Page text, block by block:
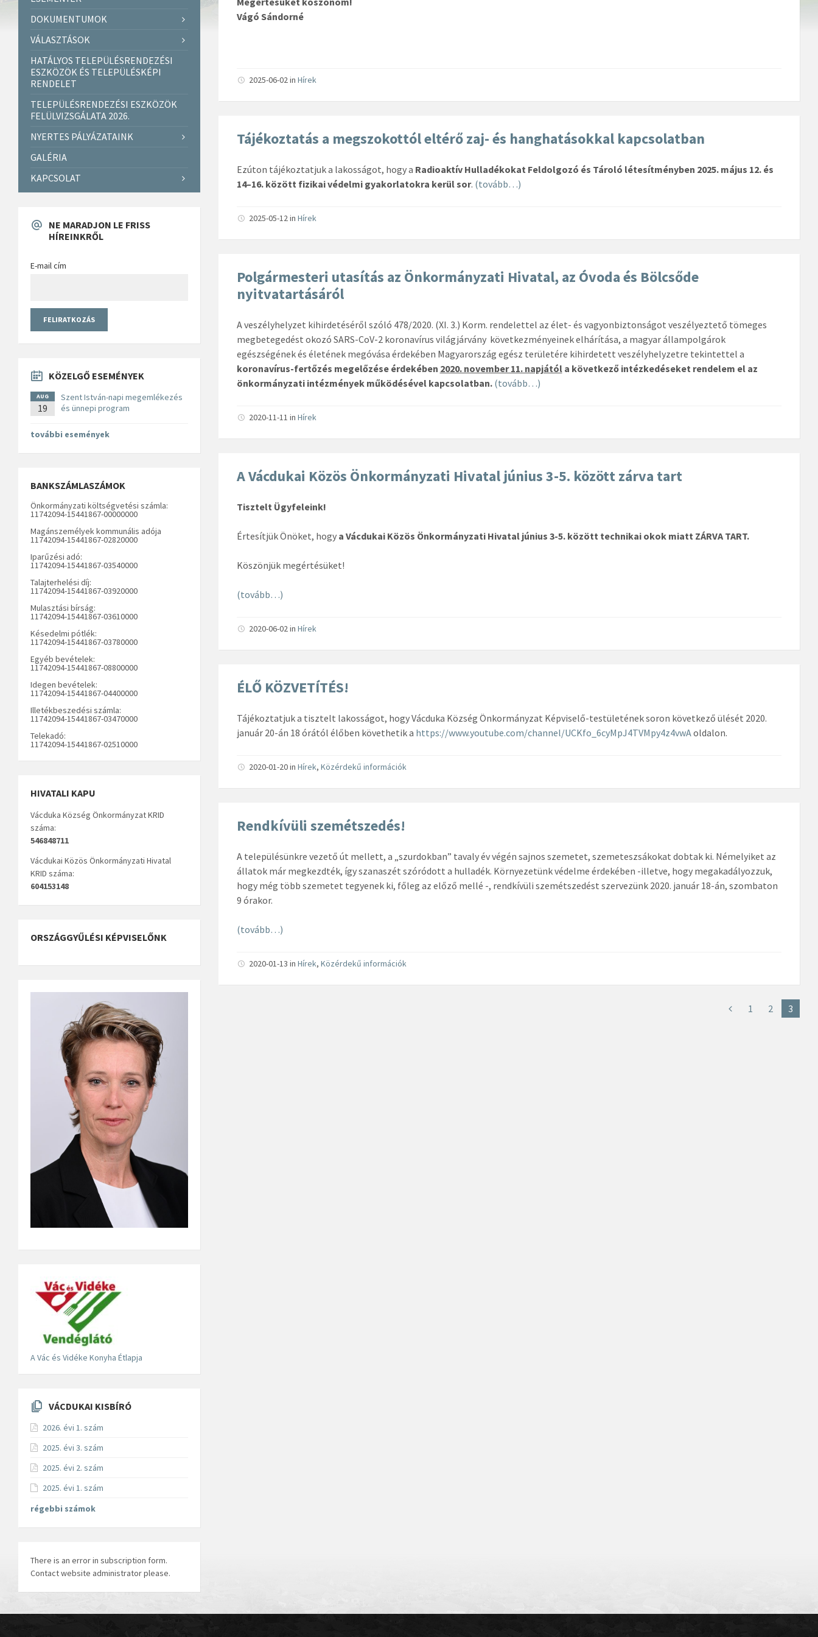
Vágó Sándorné
2025-06-02in Hírek
Tájékoztatás a megszokottól eltérő zaj- és hanghatásokkal kapcsolatban
Ezúton tájékoztatjuk a lakosságot, hogy a Radioaktív Hulladékokat Feldolgozó és Tároló létesítményben 2025. május 12. és
14–16. között fizikai védelmi gyakorlatokra kerül sor. (tovább…)
2025-05-12in Hírek
Polgármesteri utasítás az Önkormányzati Hivatal, az Óvoda és Bölcsőde
nyitvatartásáról
A veszélyhelyzet kihirdetéséről szóló 478/2020. (XI. 3.) Korm. rendelettel az élet- és vagyonbiztonságot veszélyeztető tömeges
megbetegedést okozó SARS-CoV-2 koronavírus világjárvány következményeinek elhárítása, a magyar állampolgárok
egészségének és életének megóvása érdekében Magyarország egész területére kihirdetett veszélyhelyzetre tekintettel a
koronavírus-fertőzés megelőzése érdekében 2020. november 11. napjátóla következő intézkedéseket rendelem el az
önkormányzati intézmények működésével kapcsolatban. (tovább…)
2020-11-11 in Hírek
A Vácdukai Közös Önkormányzati Hivatal június 3-5. között zárva tart
Tisztelt Ügyfeleink!
Értesítjük Önöket, hogy a Vácdukai Közös Önkormányzati Hivatal június 3-5. között technikai okok miatt ZÁRVA TART.
Köszönjük megértésüket!
(tovább…)
2020-06-02in Hírek
ÉLŐ KÖZVETÍTÉS!
Tájékoztatjuk a tisztelt lakosságot, hogy Vácduka Község Önkormányzat Képviselő-testületének soron következő ülését 2020.
január 20-án 18 órától élőben követhetik a https://www.youtube.com/channel/UCKfo_6cyMpJ4TVMpy4z4vwAoldalon.
2020-01-20in Hírek, Közérdekű információk
Rendkívüli szemétszedés!
A településünkre vezető út mellett, a „szurdokban” tavaly év végén sajnos szemetet, szemeteszsákokat dobtak ki. Némelyiket az
állatok már megkezdték, így szanaszét szóródott a hulladék. Környezetünk védelme érdekében -illetve, hogy megakadályozzuk,
hogy még több szemetet tegyenek ki, főleg az előző mellé -, rendkívüli szemétszedést szervezünk 2020. január 18-án, szombaton
9 órakor.
(tovább…)
2020-01-13 in Hírek, Közérdekű információk
1 2 3
DOKUMENTUMOK
VÁLASZTÁSOK
HATÁLYOS TELEPÜLÉSRENDEZÉSI
ESZKÖZÖK ÉS TELEPÜLÉSKÉPI
RENDELET
TELEPÜLÉSRENDEZÉSI ESZKÖZÖK
FELÜLVIZSGÁLATA 2026.
NYERTES PÁLYÁZATAINK
GALÉRIA
KAPCSOLAT
NE MARADJON LE FRISS
HÍREINKRŐL
E-mail cím
KÖZELGŐ ESEMÉNYEK
AUG
19
Szent István-napi megemlékezés
és ünnepi program
további események
BANKSZÁMLASZÁMOK
Önkormányzati költségvetési számla:
11742094-15441867-00000000
Magánszemélyek kommunális adója
11742094-15441867-02820000
Iparűzési adó:
11742094-15441867-03540000
Talajterhelési díj:
11742094-15441867-03920000
Mulasztási bírság:
11742094-15441867-03610000
Késedelmi pótlék:
11742094-15441867-03780000
Egyéb bevételek:
11742094-15441867-08800000
Idegen bevételek:
11742094-15441867-04400000
Illetékbeszedési számla:
11742094-15441867-03470000
Telekadó:
11742094-15441867-02510000
HIVATALI KAPU
Vácduka Község Önkormányzat KRID
száma:
546848711
Vácdukai Közös Önkormányzati Hivatal
KRID száma:
604153148
ORSZÁGGYŰLÉSI KÉPVISELŐNK
A Vác és Vidéke Konyha Étlapja
VÁCDUKAI KISBÍRÓ
2026. évi 1. szám
2025. évi 3. szám
2025. évi 2. szám
2025. évi 1. szám
régebbi számok
There is an error in subscription form.
Contact website administrator please.